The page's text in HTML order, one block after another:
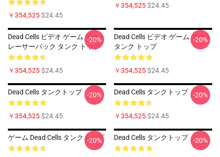
￥354,525$24.45
￥354,525$24.45
Dead Cells ビデオ ゲーム アート
レーサーバック タンク トップ
￥354,525$24.45
-20%
Dead Cells ビデオ ゲーム アート
タンク トップ
￥354,525$24.45
-20%
Dead Cells タンクトップ
￥354,525$24.45
-20% Dead Cells タンクトップ
￥354,525$24.45
-20%
ゲーム Dead Cells タンクトップ
-20% Dead Cells タンクトップ -20%